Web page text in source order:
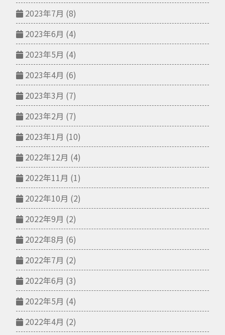
2023年7月 (8)
2023年6月 (4)
2023年5月 (4)
2023年4月 (6)
2023年3月 (7)
2023年2月 (7)
2023年1月 (10)
2022年12月 (4)
2022年11月 (1)
2022年10月 (2)
2022年9月 (2)
2022年8月 (6)
2022年7月 (2)
2022年6月 (3)
2022年5月 (4)
2022年4月 (2)